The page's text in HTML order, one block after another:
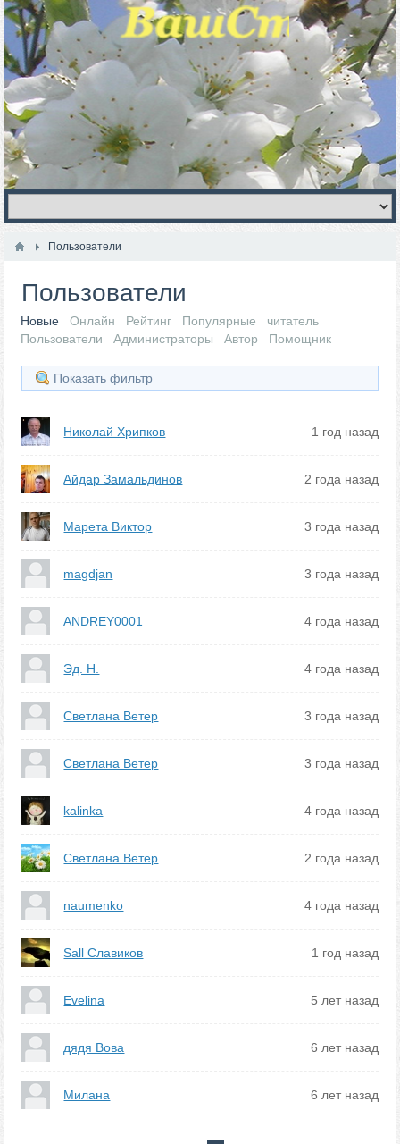
Пользователи
Пользователи
Новые Онлайн Рейтинг Популярные
читатель
Пользователи
Администраторы Автор Помощник
Показать фильтр
Николай Хрипков 1 год назад
Айдар Замальдинов 2 года назад
Марета Виктор 3 года назад
magdjan 3 года назад
ANDREY0001 4 года назад
Эд. Н. 4 года назад
Светлана Ветер 3 года назад
Светлана Ветер 3 года назад
kalinka 4 года назад
Светлана Ветер 2 года назад
naumenko 4 года назад
Sall Славиков 1 год назад
Evelina 5 лет назад
дядя Вова 6 лет назад
Милана 6 лет назад